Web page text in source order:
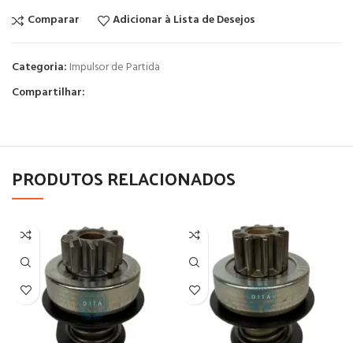
Comparar
Adicionar à Lista de Desejos
Categoria: Impulsor de Partida
Compartilhar:
PRODUTOS RELACIONADOS